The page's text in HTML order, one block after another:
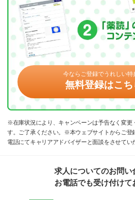
今ならご登録でうれしい特
無料登録はこち
※在庫状況により、キャンペーンは予告なく変更
す。ご了承ください。※本ウェブサイトからご登
電話にてキャリアアドバイザーと面談をさせてい
求人についてのお問い
お電話でも受け付けて